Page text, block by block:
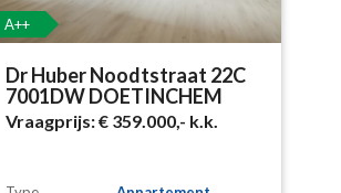
A++
Dr Huber Noodtstraat 22C
7001DW DOETINCHEM
Vraagprijs:€ 359.000,- k.k.